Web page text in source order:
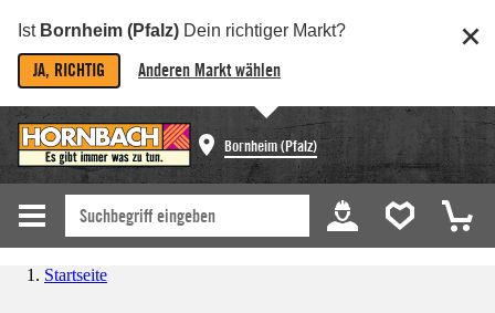
Ist Bornheim (Pfalz) Dein richtiger Markt?
JA, RICHTIG Anderen Markt wählen
Bornheim (Pfalz)
Startseite